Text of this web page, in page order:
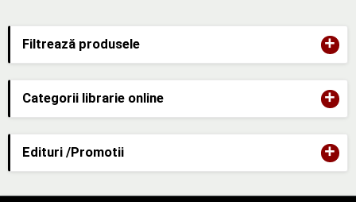
Filtrează produsele +
Categorii librarie online +
Edituri /Promotii +